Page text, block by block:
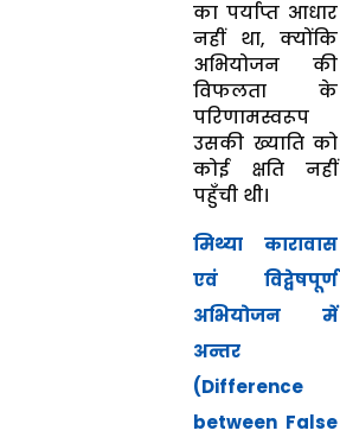
का पर्याप्त आधार
नहीं था, क्योंकि
अभियोजन की
विफलता के
परिणामस्वरूप
उसकी ख्याति को
कोई क्षति नहीं
पहुँची थी।
मिथ्या कारावास
एवं विद्वेषपूर्ण
अभियोजन में
अन्तर
(Difference
between False